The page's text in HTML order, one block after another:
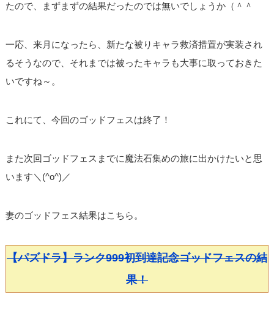
たので、まずまずの結果だったのでは無いでしょうか（＾＾
一応、来月になったら、新たな被りキャラ救済措置が実装され
るそうなので、それまでは被ったキャラも大事に取っておきた
いですね～。
これにて、今回のゴッドフェスは終了！
また次回ゴッドフェスまでに魔法石集めの旅に出かけたいと思
います＼(^o^)／
妻のゴッドフェス結果はこちら。
【パズドラ】ランク999初到達記念ゴッドフェスの結
果！